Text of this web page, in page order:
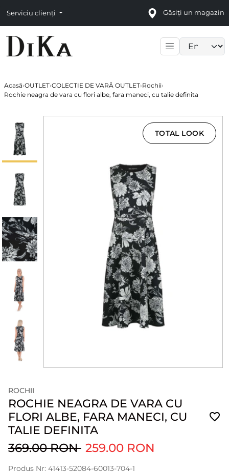
Serviciu clienți Găsiți un magazin
Acasă›OUTLET›COLECTIE DE VARĂ OUTLET›Rochii›
Rochie neagra de vara cu flori albe, fara maneci, cu talie definita
TOTAL LOOK
ROCHII
ROCHIE NEAGRA DE VARA CU
FLORI ALBE, FARA MANECI, CU
TALIE DEFINITA
369.00 RON 259.00 RON
Produs Nr: 41413-52084-60013-704-1